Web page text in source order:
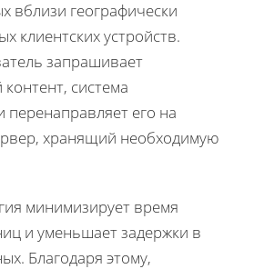
вблизи географически
клиентских устройств.
запрашивает
система
перенаправляет его на
хранящий необходимую
минимизирует время
и уменьшает задержки в
Благодаря этому,